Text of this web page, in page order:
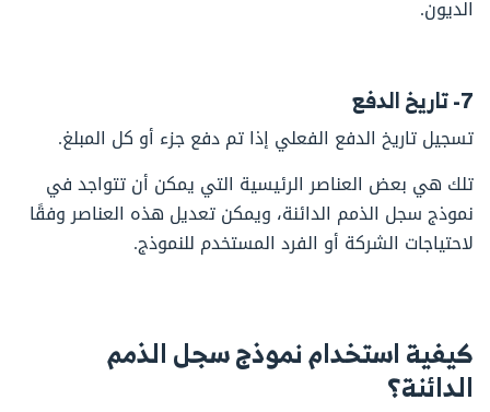
الديون.
7- تاريخ الدفع
تسجيل تاريخ الدفع الفعلي إذا تم دفع جزء أو كل المبلغ.
تلك هي بعض العناصر الرئيسية التي يمكن أن تتواجد في
نموذج سجل الذمم الدائنة، ويمكن تعديل هذه العناصر وفقًا
لاحتياجات الشركة أو الفرد المستخدم للنموذج.
كيفية استخدام نموذج سجل الذمم
الدائنة؟